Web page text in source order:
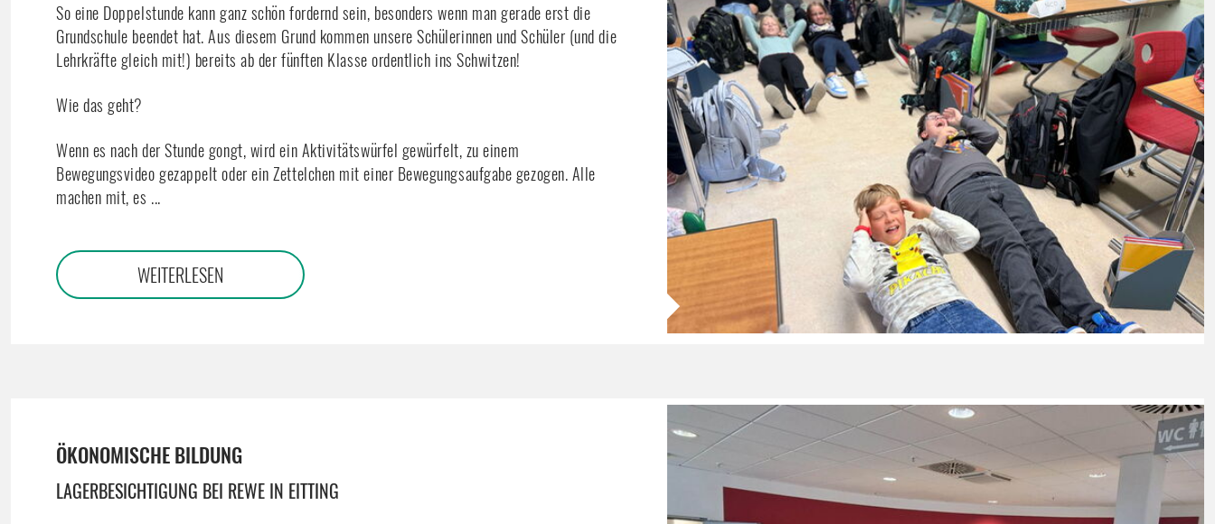
So eine Doppelstunde kann ganz schön fordernd sein, besonders wenn man gerade erst die
Grundschule beendet hat. Aus diesem Grund kommen unsere Schülerinnen und Schüler (und die
Lehrkräfte gleich mit!) bereits ab der fünften Klasse ordentlich ins Schwitzen!
Wie das geht?
Wenn es nach der Stunde gongt, wird ein Aktivitätswürfel gewürfelt, zu einem
Bewegungsvideo gezappelt oder ein Zettelchen mit einer Bewegungsaufgabe gezogen. Alle
machen mit, es ...
WEITERLESEN
ÖKONOMISCHE BILDUNG
LAGERBESICHTIGUNG BEI REWE IN EITTING